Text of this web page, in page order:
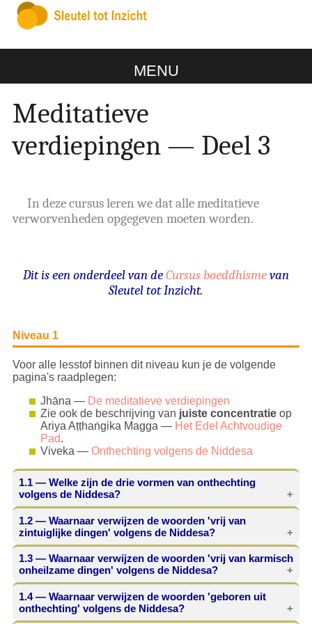
MENU
Meditatieve
verdiepingen — Deel 3
In deze cursus leren we dat alle meditatieve
verworvenheden opgegeven moeten worden.
Dit is een onderdeel van deCursus boeddhismevan
Sleutel tot Inzicht.
Niveau 1
Voor alle lesstof binnen dit niveau kun je de volgende
pagina's raadplegen:
Jhāna — De meditatieve verdiepingen
Zie ook de beschrijving van juiste concentratieop
Ariya Aṭṭhaṅgika Magga — Het Edel Achtvoudige
Pad.
Viveka — Onthechting volgens de Niddesa
1.1— Welke zijn de drie vormen van onthechting
volgens de Niddesa?
Lichamelijke onthechting (kāyaviveka).
Mentale onthechting (cittaviveka).
Onthechting van de voedingsbodem van het
bestaan (upadhiviveka).
Meer leren…
1.2— Waarnaar verwijzen de woorden 'vrij van
zintuiglijke dingen' volgens de Niddesa?
Lichamelijke onthechting.
Meer leren…
1.3— Waarnaar verwijzen de woorden 'vrij van karmisch
onheilzame dingen' volgens de Niddesa?
Mentale onthechting.
1.4— Waarnaar verwijzen de woorden 'geboren uit
onthechting' volgens de Niddesa?